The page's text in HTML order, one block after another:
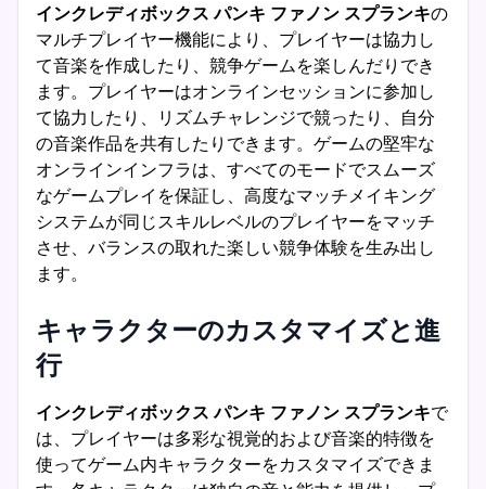
インクレディボックス パンキ ファノン スプランキの
マルチプレイヤー機能により、プレイヤーは協力し
て音楽を作成したり、競争ゲームを楽しんだりでき
ます。プレイヤーはオンラインセッションに参加し
て協力したり、リズムチャレンジで競ったり、自分
の音楽作品を共有したりできます。ゲームの堅牢な
オンラインインフラは、すべてのモードでスムーズ
なゲームプレイを保証し、高度なマッチメイキング
システムが同じスキルレベルのプレイヤーをマッチ
させ、バランスの取れた楽しい競争体験を生み出し
ます。
キャラクターのカスタマイズと進
行
インクレディボックス パンキ ファノン スプランキで
は、プレイヤーは多彩な視覚的および音楽的特徴を
使ってゲーム内キャラクターをカスタマイズできま